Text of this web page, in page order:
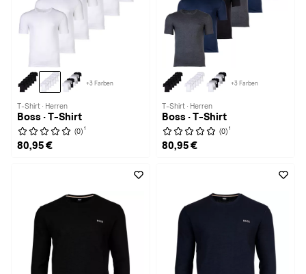
+3 Farben
T-Shirt · Herren
Boss · T-Shirt
(0) 1
80,95 €
+3 Farben
T-Shirt · Herren
Boss · T-Shirt
(0) 1
80,95 €